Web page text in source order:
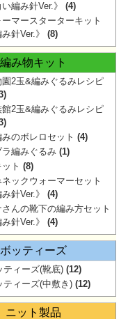
編み針Ver.》
(4)
マースターターキット
針Ver.》
(8)
編み物キット
2玉&編みぐるみレシピ
2玉&編みぐるみレシピ
のボレロセット (4)
編みぐるみ (1)
ト (8)
ックウォーマーセット
針Ver.》
(4)
んの靴下の編み方セット
針Ver.》
(4)
ボッティーズ
ティーズ(靴底) (12)
ティーズ(中敷き) (12)
ニット製品